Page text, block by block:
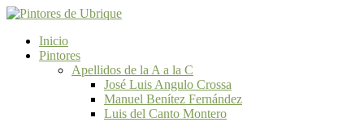
Inicio
Pintores
Apellidos de la A a la C
José Luis Angulo Crossa
Manuel Benítez Fernández
Luis del Canto Montero